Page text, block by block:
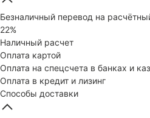
Безналичный перевод на
22%
Наличный расчет
Оплата картой
Оплата на спецсчета в банках и
Оплата в кредит и лизинг
Способы доставки